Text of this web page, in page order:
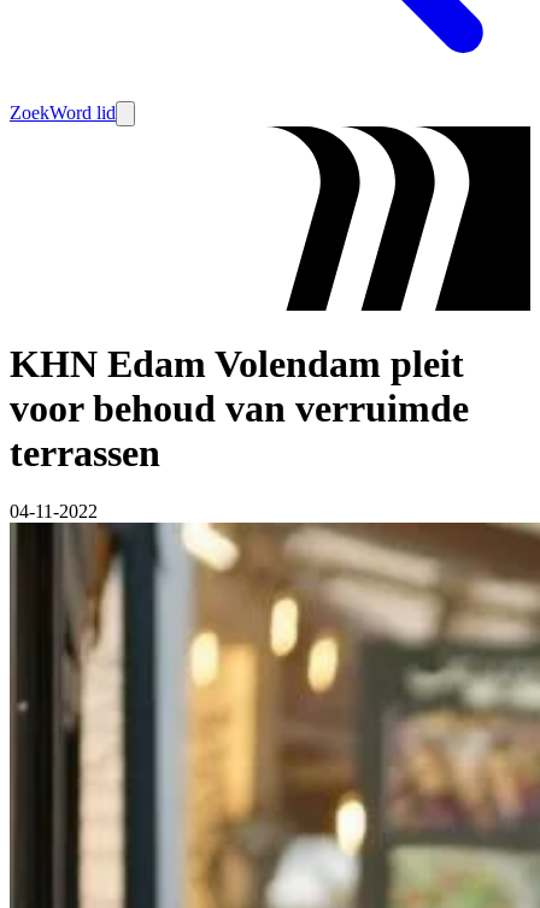
ZoekWord lid
KHN Edam Volendam pleit
voor behoud van verruimde
terrassen
04-11-2022